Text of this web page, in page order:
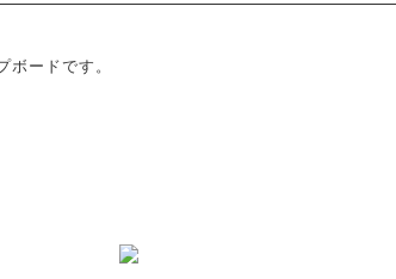
ードです。